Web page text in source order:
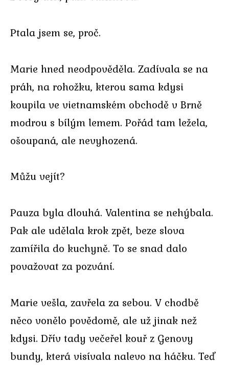
Ptala jsem se, proč.
Marie hned neodpověděla. Zadívala se na
práh, na rohožku, kterou sama kdysi
koupila ve vietnamském obchodě v Brně
modrou s bílým lemem. Pořád tam ležela,
ošoupaná, ale nevyhozená.
Můžu vejít?
Pauza byla dlouhá. Valentina se nehýbala.
Pak ale udělala krok zpět, beze slova
zamířila do kuchyně. To se snad dalo
považovat za pozvání.
Marie vešla, zavřela za sebou. V chodbě
něco vonělo povědomě, ale už jinak než
kdysi. Dřív tady večeřel kouř z Genovy
bundy, která visívala nalevo na háčku. Teď